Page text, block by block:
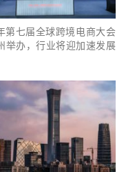
第七届全球跨境电商大会
举办，行业将迎加速发展